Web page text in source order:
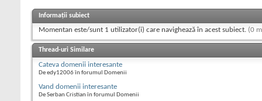
Informații subiect
Momentan este/sunt 1 utilizator(i) care navighează în acest subiect. (0
Thread-uri Similare
Cateva domenii interesante
De edy12006 în forumul Domenii
Vand domenii interesante
De Serban Cristian în forumul Domenii